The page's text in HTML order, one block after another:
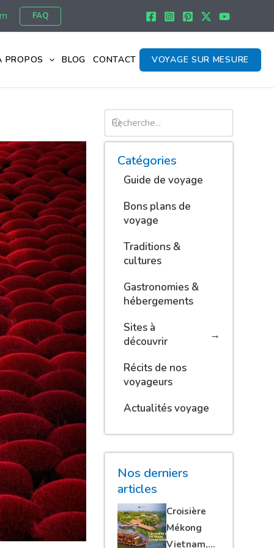
FAQ
PROPOS BLOG CONTACT VOYAGE SUR MESURE
Catégories
Guide de voyage
Bons plans de
voyage
Traditions &
cultures
Gastronomies &
hébergements
Sites à
découvrir
Récits de nos
voyageurs
Actualités voyage
Nos derniers
articles
Croisière
Mékong
Vietnam,